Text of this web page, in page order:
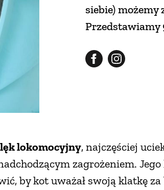
siebie)
Przedstawiamy
lęk lokomocyjny, najczęściej
zagrożeniem.
by kot uważał swoją klatkę